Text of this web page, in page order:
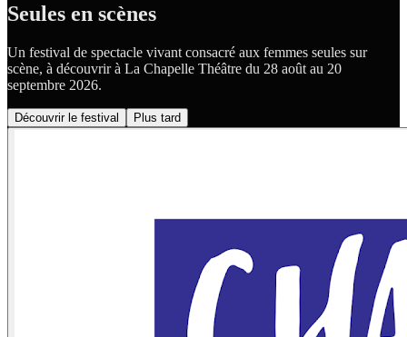
Seules en scènes
Un festival de spectacle vivant consacré aux femmes seules sur
scène, à découvrir à La Chapelle Théâtre du 28 août au 20
septembre 2026.
Découvrir le festival Plus tard